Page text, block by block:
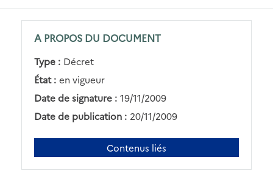
A PROPOS DU DOCUMENT
Type : Décret
État : en vigueur
Date de signature : 19/11/2009
Date de publication : 20/11/2009
Contenus liés